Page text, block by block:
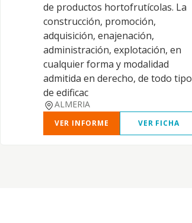
de productos hortofrutícolas. La
construcción, promoción,
adquisición, enajenación,
administración, explotación, en
cualquier forma y modalidad
admitida en derecho, de todo tipo
de edificac
ALMERIA
VER INFORME VER FICHA